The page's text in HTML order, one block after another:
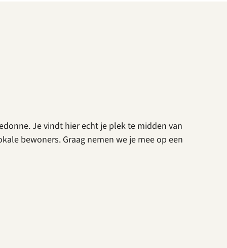
Je vindt hier echt je plek te midden van
bewoners. Graag nemen we je mee op een